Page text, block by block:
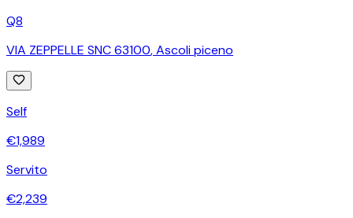
Q8
VIA ZEPPELLE SNC 63100,Ascoli piceno
Self
€1,989
Servito
€2,239